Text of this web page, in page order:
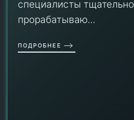
специалисты тщательно
прорабатываю...
ПОДРОБНЕЕ